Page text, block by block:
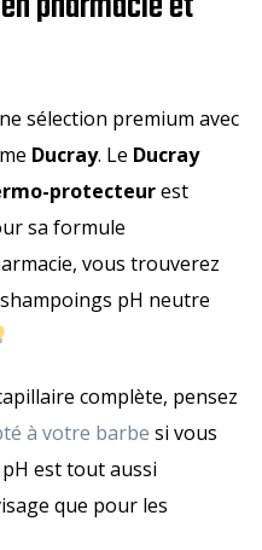
sélection premium avec
Ducray. Le Ducray
protecteurest
sa formule
vous trouverez
pH neutre
complète, pensez
à votre barbe si vous
est tout aussi
que pour les